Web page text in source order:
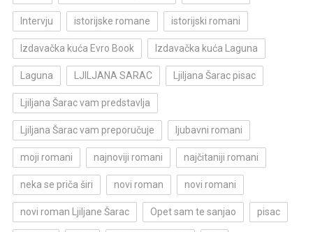
Intervju istorijske romane istorijski romani
Izdavačka kuća Evro Book Izdavačka kuća Laguna
Laguna LJILJANA SARAC Ljiljana Šarac pisac
Ljiljana Šarac vam predstavlja
Ljiljana Šarac vam preporučuje ljubavni romani
moji romani najnoviji romani najčitaniji romani
neka se priča širi novi roman novi romani
novi roman Ljiljane Šarac Opet sam te sanjao pisac